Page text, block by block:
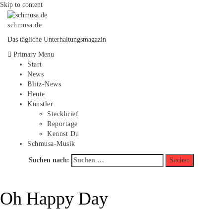
Skip to content
schmusa.de
Das tägliche Unterhaltungsmagazin
Primary Menu
Start
News
Blitz-News
Heute
Künstler
Steckbrief
Reportage
Kennst Du
Schmusa-Musik
Suchen nach:
Oh Happy Day